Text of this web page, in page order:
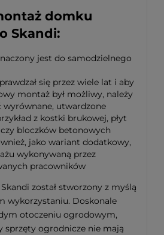
domku
Skandi:
jest do samodzielnego
się przez wiele lat i aby
montaż był możliwy, należy
wyrównane, utwardzone
z kostki brukowej, płyt
bloczków betonowych
jako wariant dodatkowy,
wykonywaną przez
pracowników
Skandi został stworzony z myślą
wykorzystaniu. Doskonale
otoczeniu ogrodowym,
sprzęty ogrodnicze nie mają